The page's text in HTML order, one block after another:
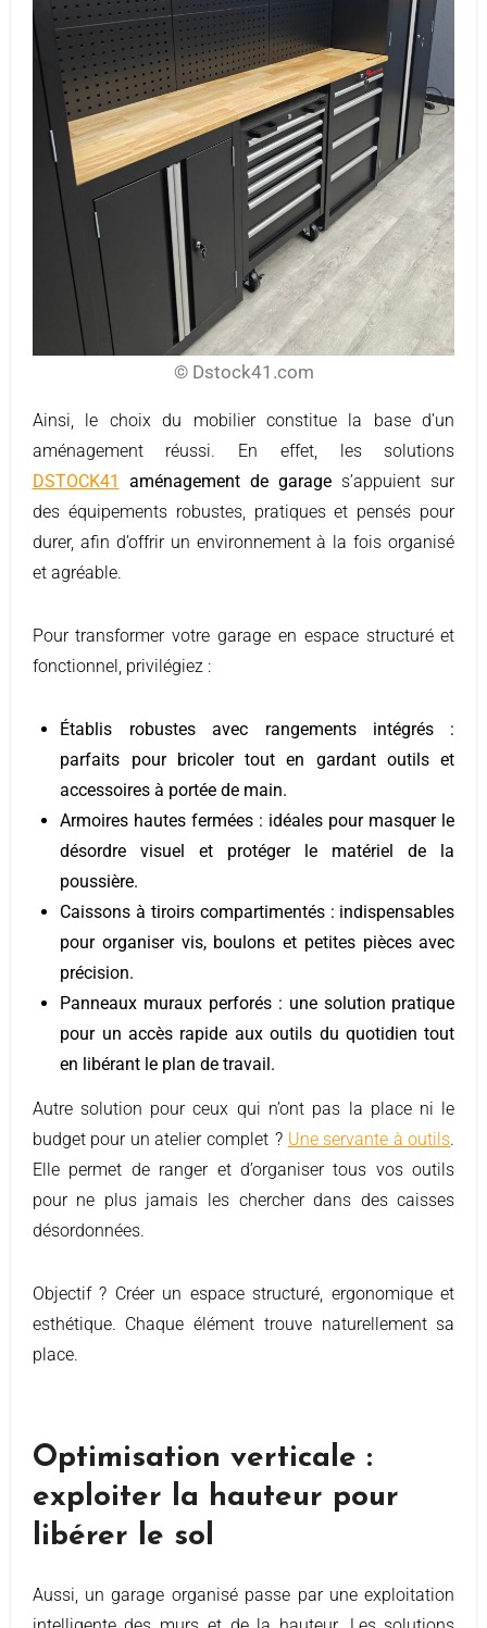
Ainsi, le choix du mobilier constitue la base d’un
aménagement réussi. En effet, les solutions
DSTOCK41
aménagement de garage s’appuient sur
des équipements robustes, pratiques et pensés pour
durer, afin d’offrir un environnement à la fois organisé
et agréable.
Pour transformer votre garage en espace structuré et
fonctionnel, privilégiez :
Établis robustes avec rangements intégrés :
parfaits pour bricoler tout en gardant outils et
accessoires à portée de main.
Armoires hautes fermées : idéales pour masquer le
désordre visuel et protéger le matériel de la
poussière.
Caissons à tiroirs compartimentés : indispensables
pour organiser vis, boulons et petites pièces avec
précision.
Panneaux muraux perforés : une solution pratique
pour un accès rapide aux outils du quotidien tout
en libérant le plan de travail.
Autre solution pour ceux qui n’ont pas la place ni le
budget pour un atelier complet ? Une servante à outils.
Elle permet de ranger et d’organiser tous vos outils
pour ne plus jamais les chercher dans des caisses
désordonnées.
Objectif ? Créer un espace structuré, ergonomique et
esthétique. Chaque élément trouve naturellement sa
place.
© Dstock41.com
Optimisation verticale :
exploiter la hauteur pour
libérer le sol
Aussi, un garage organisé passe par une exploitation